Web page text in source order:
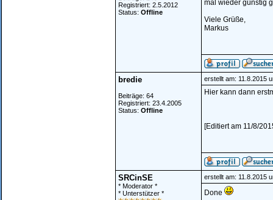
Registriert: 2.5.2012
Status: Offline
mal wieder günstig
Viele Grüße,
Markus
bredie
Beiträge: 64
Registriert: 23.4.2005
Status: Offline
erstellt am: 11.8.2015
Hier kann dann
[Editiert am 11/8/
SRCinSE
* Moderator *
* Unterstützer *
erstellt am: 11.8.2015
Done